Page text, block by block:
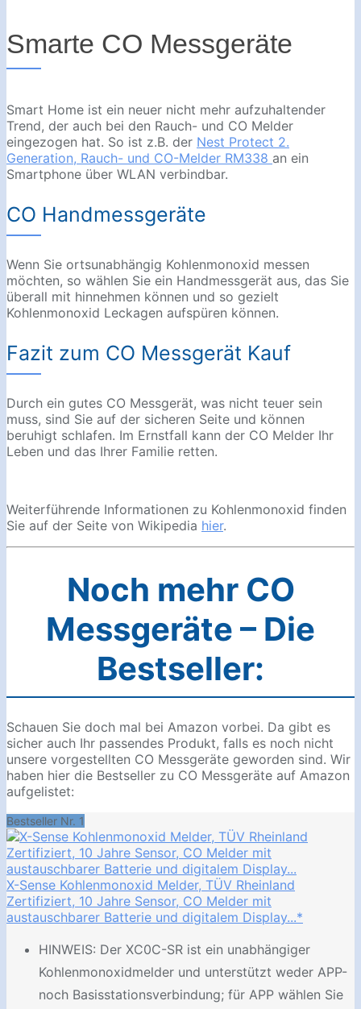
Smarte CO Messgeräte
Smart Home ist ein neuer nicht mehr aufzuhaltender
Trend, der auch bei den Rauch- und CO Melder
eingezogen hat. So ist z.B. der Nest Protect 2.
Generation, Rauch- und CO-Melder RM338 an ein
Smartphone über WLAN verbindbar.
CO Handmessgeräte
Wenn Sie ortsunabhängig Kohlenmonoxid messen
möchten, so wählen Sie ein Handmessgerät aus, das Sie
überall mit hinnehmen können und so gezielt
Kohlenmonoxid Leckagen aufspüren können.
Fazit zum CO Messgerät Kauf
Durch ein gutes CO Messgerät, was nicht teuer sein
muss, sind Sie auf der sicheren Seite und können
beruhigt schlafen. Im Ernstfall kann der CO Melder Ihr
Leben und das Ihrer Familie retten.
Weiterführende Informationen zu Kohlenmonoxid finden
Sie auf der Seite von Wikipedia hier.
Noch mehr CO
Messgeräte – Die
Bestseller:
Schauen Sie doch mal bei Amazon vorbei. Da gibt es
sicher auch Ihr passendes Produkt, falls es noch nicht
unsere vorgestellten CO Messgeräte geworden sind. Wir
haben hier die Bestseller zu CO Messgeräte auf Amazon
aufgelistet:
Bestseller Nr. 1
X-Sense Kohlenmonoxid Melder, TÜV Rheinland
Zertifiziert, 10 Jahre Sensor, CO Melder mit
austauschbarer Batterie und digitalem Display...*
HINWEIS: Der XC0C-SR ist ein unabhängiger
Kohlenmonoxidmelder und unterstützt weder APP-
noch Basisstationsverbindung; für APP wählen Sie